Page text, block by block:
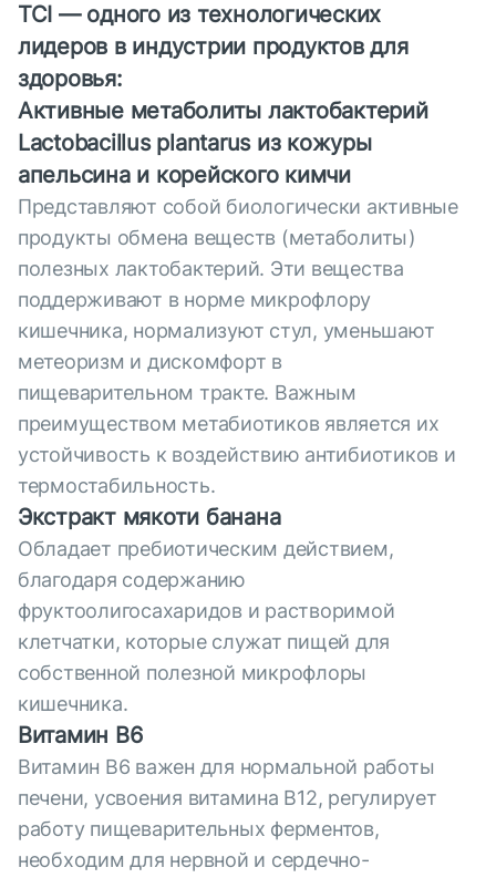
TCI — одного из технологических
лидеров в индустрии продуктов для
здоровья:
Активные метаболиты лактобактерий
Lactobacillus plantarus из кожуры
апельсина и корейского кимчи
Представляют собой биологически активные
продукты обмена веществ (метаболиты)
полезных лактобактерий. Эти вещества
поддерживают в норме микрофлору
кишечника, нормализуют стул, уменьшают
метеоризм и дискомфорт в
пищеварительном тракте. Важным
преимуществом метабиотиков является их
устойчивость к воздействию антибиотиков и
термостабильность.
Экстракт мякоти банана
Обладает пребиотическим действием,
благодаря содержанию
фруктоолигосахаридов и растворимой
клетчатки, которые служат пищей для
собственной полезной микрофлоры
кишечника.
Витамин В6
Витамин В6 важен для нормальной работы
печени, усвоения витамина В12, регулирует
работу пищеварительных ферментов,
необходим для нервной и сердечно-